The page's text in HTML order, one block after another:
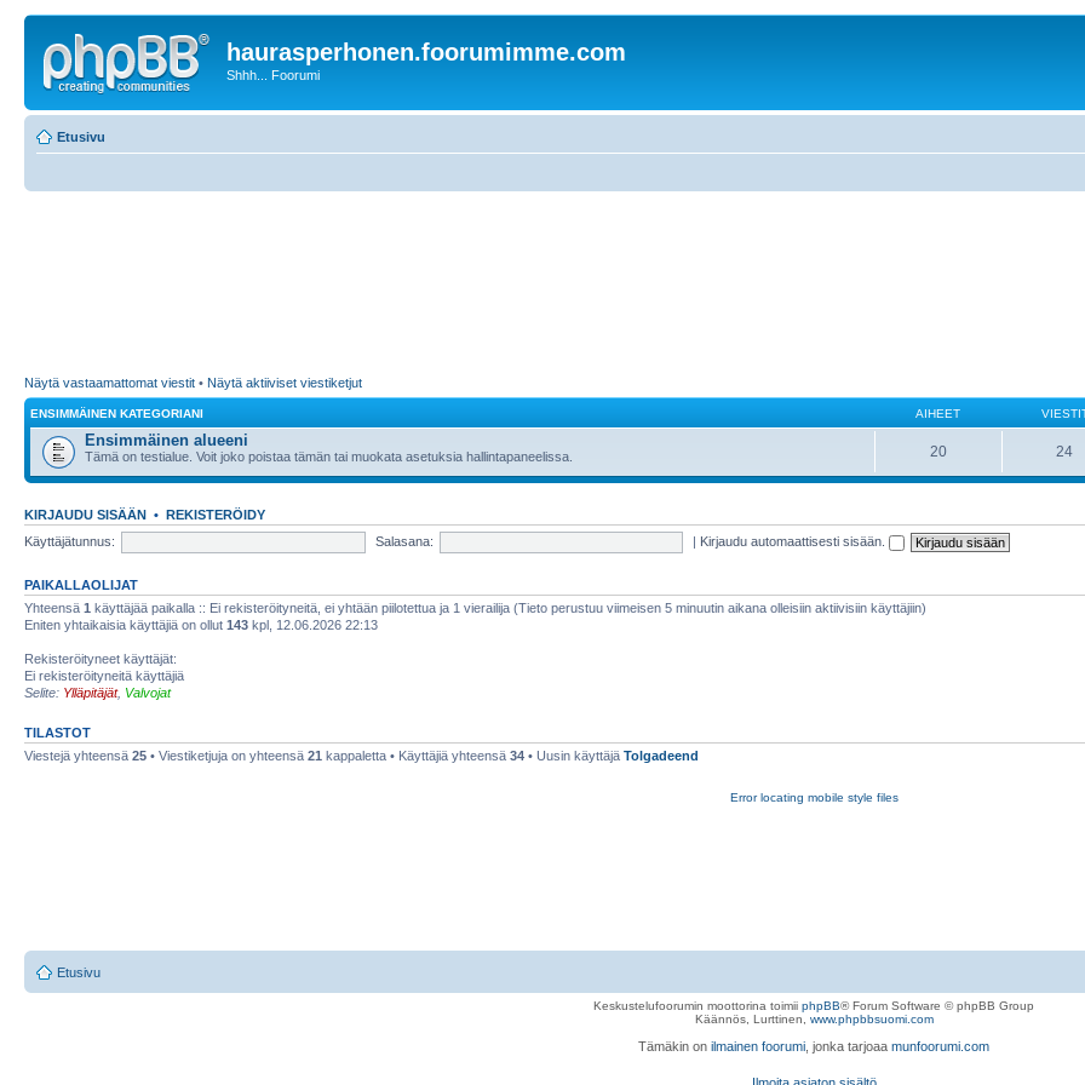
haurasperhonen.foorumimme.com
Shhh... Foorumi
Etusivu
Näytä vastaamattomat viestit • Näytä aktiiviset viestiketjut
ENSIMMÄINEN KATEGORIANI AIHEET
Ensimmäinen alueeni
Tämä on testialue. Voit joko poistaa tämän tai muokata asetuksia hallintapaneelissa. 20 24
KIRJAUDU SISÄÄN • REKISTERÖIDY
Käyttäjätunnus:
Salasana: | Kirjaudu automaattisesti sisään.
PAIKALLAOLIJAT
Yhteensä 1 käyttäjää paikalla :: Ei rekisteröityneitä, ei yhtään piilotettua ja 1 vierailija (Tieto perustuu viimeisen 5 minuutin aikana olleisiin aktiivisiin käyttäjiin)
Eniten yhtaikaisia käyttäjiä on ollut 143 kpl, 12.06.2026 22:13
Rekisteröityneet käyttäjät:
Ei rekisteröityneitä käyttäjiä
Selite: Ylläpitäjät, Valvojat
TILASTOT
Viestejä yhteensä 25 • Viestiketjuja on yhteensä 21 kappaletta • Käyttäjiä yhteensä 34 • Uusin käyttäjä Tolgadeend
Error locating mobile style files
Etusivu
Keskustelufoorumin moottorina toimii phpBB® Forum Software © phpBB Group
Käännös, Lurttinen, www.phpbbsuomi.com
Tämäkin on ilmainen foorumi , jonka tarjoaa munfoorumi.com